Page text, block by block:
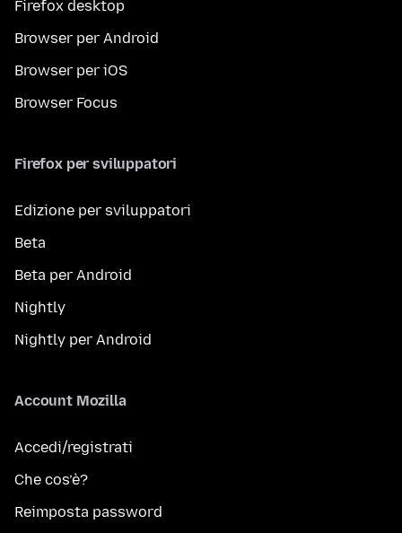
Firefox desktop
Browser per Android
Browser per iOS
Browser Focus
Firefox per sviluppatori
Edizione per sviluppatori
Beta
Beta per Android
Nightly
Nightly per Android
Account Mozilla
Accedi/registrati
Che cos’è?
Reimposta password